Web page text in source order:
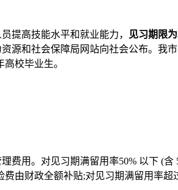
高技能水平和就业能力， 见习期限
源和社会保障局网站向社会公布。我
校毕业生。
。对见习期满留用率50% 以下 (含
由财政全额补贴;对见习期满留用率